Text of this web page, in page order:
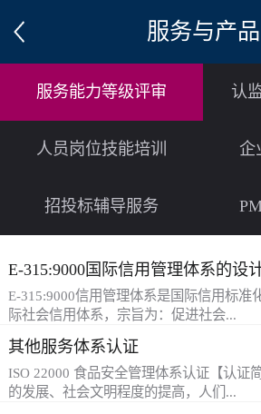
服务与产品
服务能力等级评审 认
人员岗位技能培训 企
招投标辅导服务
E-315:9000国际信用管理体系的设
E-315:9000信用管理体系是国际信用标准
际社会信用体系，宗旨为：促进社会...
诚信、降低经济交易成本。该体系以其严
开、公正、公平的运作方式，已成为国际
其他服务体系认证
ISO 22000 食品安全管理体系认证【认证
的发展、社会文明程度的提高，人们...